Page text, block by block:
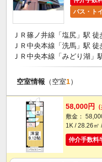
バス・ト
ＪＲ篠ノ井線「塩尻」駅 徒
ＪＲ中央本線「洗馬」駅 徒
ＪＲ中央本線「みどり湖」
空室情報 （空室1）
58,000円
敷金：
1K / 28.26㎡
仲介手数料